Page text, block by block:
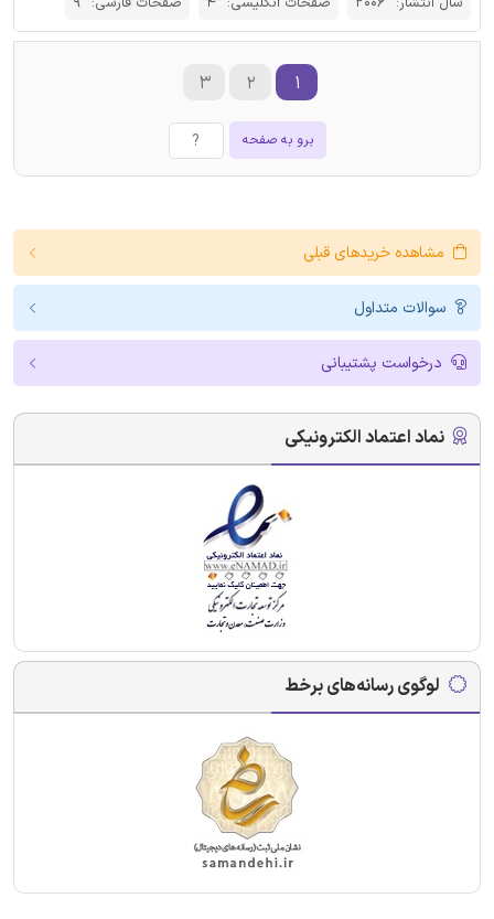
برو به صفحه
۱ ۲ ۳
مشاهده خریدهای قبلی
سوالات متداول
درخواست پشتیبانی
نماد اعتماد الکترونیکی
لوگوی رسانه‌های برخط